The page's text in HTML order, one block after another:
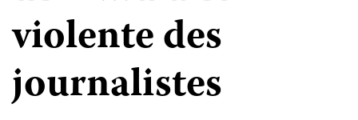
violente des
journalistes